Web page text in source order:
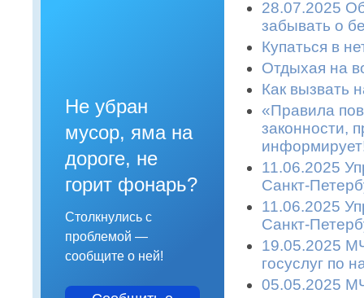
Не убран
мусор, яма на
дороге, не
горит фонарь?
Столкнулись с
проблемой —
сообщите о ней!
28.07.2025
забывать о
Купаться в
Отдыхая на
Как вызвать
«Правила
законности,
11.06.2025
Санкт-
11.06.2025
Санкт-
19.05.2025
госуслуг по
05.05.2025